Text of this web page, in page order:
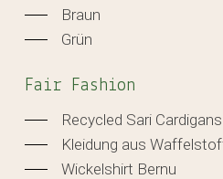
Braun
Grün
Fair Fashion
Recycled Sari Cardigans
Kleidung aus
Wickelshirt Bernu